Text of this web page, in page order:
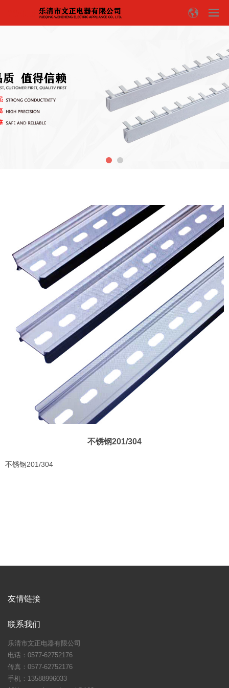
不锈钢201/304
不锈钢201/304
友情链接
联系我们
乐清市文正电器有限公司
电话：0577-62752176
传真：0577-62752176
手机：13588996033